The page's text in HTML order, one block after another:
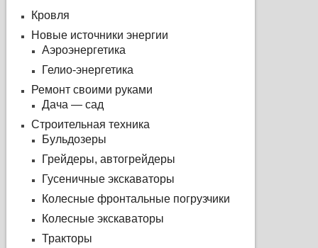
Кровля
Новые источники энергии
Аэроэнергетика
Гелио-энергетика
Ремонт своими руками
Дача — сад
Строительная техника
Бульдозеры
Грейдеры, автогрейдеры
Гусеничные экскаваторы
Колесные фронтальные погрузчики
Колесные экскаваторы
Тракторы